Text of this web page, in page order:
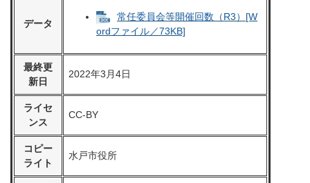
データ
常任委員会等開催回数（R3）[W
ordファイル／73KB]
最終更
新日
2022年3月4日
ライセ
ンス
CC-BY
コピー
ライト
水戸市役所